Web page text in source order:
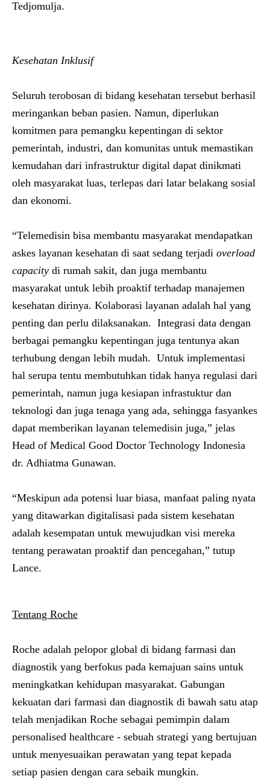
Tedjomulja.
Kesehatan Inklusif
Seluruh terobosan di bidang kesehatan tersebut berhasil
meringankan beban pasien. Namun, diperlukan
komitmen para pemangku kepentingan di sektor
pemerintah, industri, dan komunitas untuk memastikan
kemudahan dari infrastruktur digital dapat dinikmati
oleh masyarakat luas, terlepas dari latar belakang sosial
dan ekonomi.
“Telemedisin bisa membantu masyarakat mendapatkan
askes layanan kesehatan di saat sedang terjadi overload
capacity di rumah sakit, dan juga membantu
masyarakat untuk lebih proaktif terhadap manajemen
kesehatan dirinya. Kolaborasi layanan adalah hal yang
penting dan perlu dilaksanakan. Integrasi data dengan
berbagai pemangku kepentingan juga tentunya akan
terhubung dengan lebih mudah. Untuk implementasi
hal serupa tentu membutuhkan tidak hanya regulasi dari
pemerintah, namun juga kesiapan infrastuktur dan
teknologi dan juga tenaga yang ada, sehingga fasyankes
dapat memberikan layanan telemedisin juga,” jelas
Head of Medical Good Doctor Technology Indonesia
dr. Adhiatma Gunawan.
“Meskipun ada potensi luar biasa, manfaat paling nyata
yang ditawarkan digitalisasi pada sistem kesehatan
adalah kesempatan untuk mewujudkan visi mereka
tentang perawatan proaktif dan pencegahan,” tutup
Lance.
Tentang Roche
Roche adalah pelopor global di bidang farmasi dan
diagnostik yang berfokus pada kemajuan sains untuk
meningkatkan kehidupan masyarakat. Gabungan
kekuatan dari farmasi dan diagnostik di bawah satu atap
telah menjadikan Roche sebagai pemimpin dalam
personalised healthcare - sebuah strategi yang bertujuan
untuk menyesuaikan perawatan yang tepat kepada
setiap pasien dengan cara sebaik mungkin.